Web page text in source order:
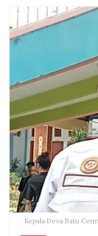
Kepala Desa Batu